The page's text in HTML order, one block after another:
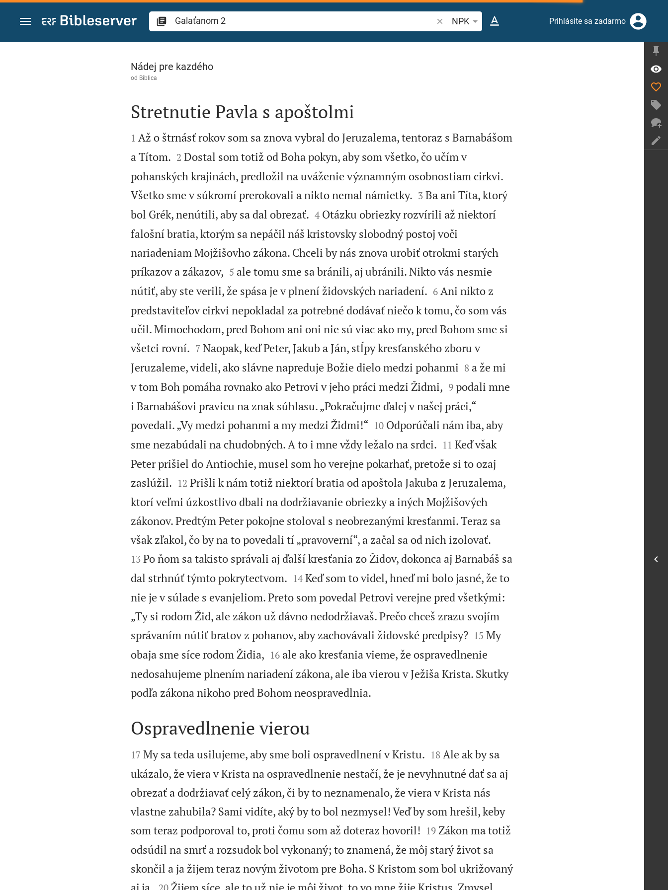
Prejsť na obsah
Vyhľadajte biblický verš alebo slovo
NPK Prihlásite sa zadarmo
Galaťanom 2
Nádej pre kazdého
od Biblica

Stretnutie Pavla s apoštolmi

1 Až o štrnásť rokov som sa znova vybral do Jeruzalema, tentoraz s Barnabášom
a Títom.
2 Dostal som totiž od Boha pokyn, aby som všetko, čo učím v
pohanských krajinách, predložil na uváženie významným osobnostiam cirkvi.
Všetko sme v súkromí prerokovali a nikto nemal námietky.
3 Ba ani Títa, ktorý
bol Grék, nenútili, aby sa dal obrezať.
4 Otázku obriezky rozvírili až niektorí
falošní bratia, ktorým sa nepáčil náš kristovsky slobodný postoj voči
nariadeniam Mojžišovho zákona. Chceli by nás znova urobiť otrokmi starých
príkazov a zákazov,
5 ale tomu sme sa bránili, aj ubránili. Nikto vás nesmie
nútiť, aby ste verili, že spása je v plnení židovských nariadení.
6 Ani nikto z
predstaviteľov cirkvi nepokladal za potrebné dodávať niečo k tomu, čo som vás
učil. Mimochodom, pred Bohom ani oni nie sú viac ako my, pred Bohom sme si
všetci rovní.
7 Naopak, keď Peter, Jakub a Ján, stĺpy kresťanského zboru v
Jeruzaleme, videli, ako slávne napreduje Božie dielo medzi pohanmi 

8 a že mi
v tom Boh pomáha rovnako ako Petrovi v jeho práci medzi Židmi,
9 podali mne
i Barnabášovi pravicu na znak súhlasu. „Pokračujme ďalej v našej práci,“
povedali. „Vy medzi pohanmi a my medzi Židmi!“
10 Odporúčali nám iba, aby
sme nezabúdali na chudobných. A to i mne vždy ležalo na srdci.
11 Keď však
Peter prišiel do Antiochie, musel som ho verejne pokarhať, pretože si to ozaj
zaslúžil.
12 Prišli k nám totiž niektorí bratia od apoštola Jakuba z Jeruzalema,
ktorí veľmi úzkostlivo dbali na dodržiavanie obriezky a iných Mojžišových
zákonov. Predtým Peter pokojne stoloval s neobrezanými kresťanmi. Teraz sa
však zľakol, čo by na to povedali tí „pravoverní“, a začal sa od nich izolovať.
13 Po ňom sa takisto správali aj ďalší kresťania zo Židov, dokonca aj Barnabáš sa
dal strhnúť týmto pokrytectvom.
14 Keď som to videl, hneď mi bolo jasné, že to
nie je v súlade s evanjeliom. Preto som povedal Petrovi verejne pred všetkými:
„Ty si rodom Žid, ale zákon už dávno nedodržiavaš. Prečo chceš zrazu svojím
správaním nútiť bratov z pohanov, aby zachovávali židovské predpisy?
15 My
obaja sme síce rodom Židia,
16 ale ako kresťania vieme, že ospravedlnenie
nedosahujeme plnením nariadení zákona, ale iba vierou v Ježiša Krista. Skutky
podľa zákona nikoho pred Bohom neospravedlnia.

Ospravedlnenie vierou

17 My sa teda usilujeme, aby sme boli ospravedlnení v Kristu.
18 Ale ak by sa
ukázalo, že viera v Krista na ospravedlnenie nestačí, že je nevyhnutné dať sa aj
obrezať a dodržiavať celý zákon, či by to neznamenalo, že viera v Krista nás
vlastne zahubila? Sami vidíte, aký by to bol nezmysel! Veď by som hrešil, keby
som teraz podporoval to, proti čomu som až doteraz hovoril!
19 Zákon ma totiž
odsúdil na smrť a rozsudok bol vykonaný; to znamená, že môj starý život sa
skončil a ja žijem teraz novým životom pre Boha. S Kristom som bol ukrižovaný
aj ja.

 Žijem síce, ale to už nie je môj život, to vo mne žije Kristus. Zmysel